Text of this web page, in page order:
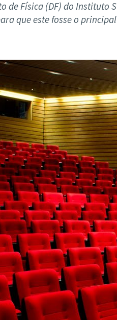
de Física (DF) do Instituto
que este fosse o